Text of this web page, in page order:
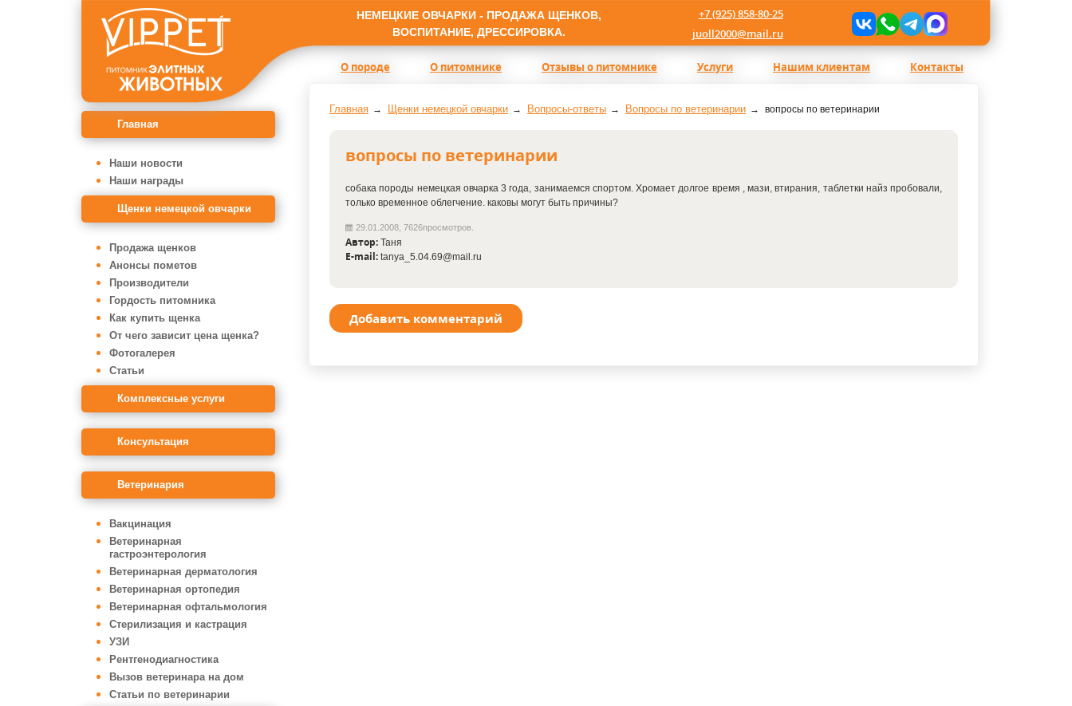
НЕМЕЦКИЕ ОВЧАРКИ - ПРОДАЖА ЩЕНКОВ,
ВОСПИТАНИЕ, ДРЕССИРОВКА.
+7 (925) 858-80-25
juoll2000@mail.ru
О породе О питомнике Отзывы о питомнике Услуги Нашим клиентам Контакты
Главная
Наши новости
Наши награды
Щенки немецкой овчарки
Продажа щенков
Анонсы пометов
Производители
Гордость питомника
Как купить щенка
От чего зависит цена щенка?
Фотогалерея
Статьи
Комплексные услуги
Консультация
Ветеринария
Вакцинация
Ветеринарная
гастроэнтерология
Ветеринарная дерматология
Ветеринарная ортопедия
Ветеринарная офтальмология
Стерилизация и кастрация
УЗИ
Рентгенодиагностика
Вызов ветеринара на дом
Статьи по ветеринарии
Главная Щенки немецкой овчарки Вопросы-ответы Вопросы по ветеринарии вопросы по ветеринарии
вопросы по ветеринарии
собака породы немецкая овчарка 3 года, занимаемся спортом. Хромает долгое время , мази, втирания, таблетки найз пробовали,
только временное облегчение. каковы могут быть причины?
29.01.2008, 7626просмотров.
Автор: Таня
E-mail: tanya_5.04.69@mail.ru
Добавить комментарий